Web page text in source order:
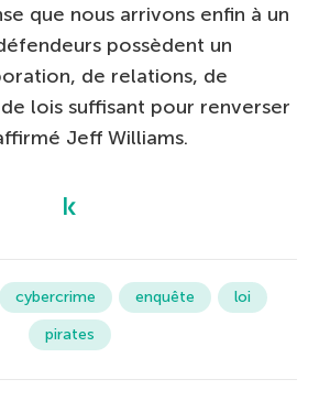
que nous arrivons enfin à un
possèdent un
de relations, de
lois suffisant pour renverser
Jeff Williams.
cybercrime enquête
loi
pirates